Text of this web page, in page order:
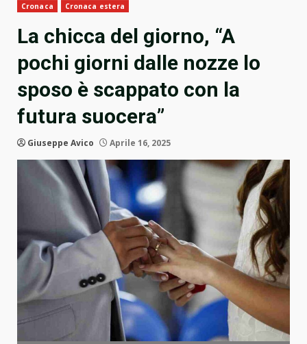
Cronaca Cronaca estera
La chicca del giorno, “A
pochi giorni dalle nozze lo
sposo è scappato con la
futura suocera”
Giuseppe Avico Aprile 16, 2025